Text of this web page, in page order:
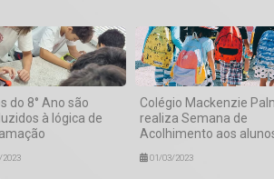
do 8° Ano são
à lógica de
Colégio Mackenzie
realiza Semana de
Acolhimento aos
01/03/2023